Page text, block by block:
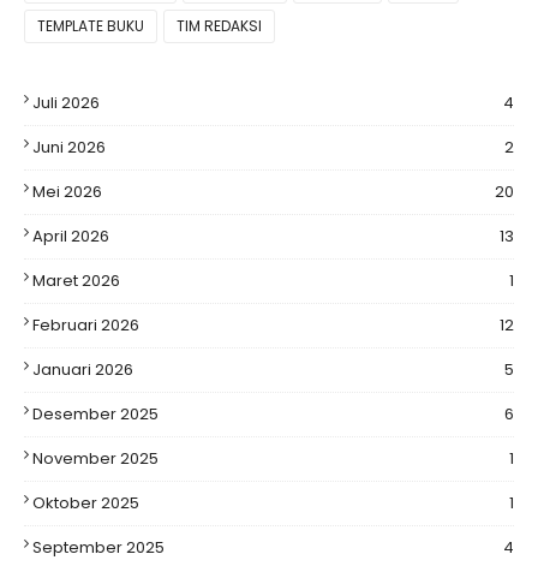
TEMPLATE BUKU
TIM REDAKSI
Juli 2026
4
Juni 2026
2
Mei 2026
20
April 2026
13
Maret 2026
1
Februari 2026
12
Januari 2026
5
Desember 2025
6
November 2025
1
Oktober 2025
1
September 2025
4